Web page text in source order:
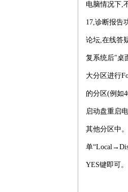
电脑情况下,
17,诊断报告
论坛,在线答
复系统后"桌
大分区进行
的分区(例如
启动盘重启
其他分区中
单
YES键即可